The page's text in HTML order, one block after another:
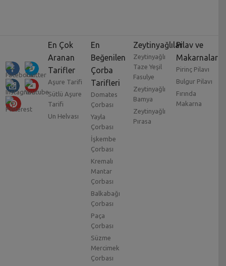
En Çok
Aranan
Tarifler
Aşure Tarifi
Sütlü Aşure
Tarifi
Un Helvası
En
Beğenilen
Çorba
Tarifleri
Domates
Çorbası
Yayla
Çorbası
İşkembe
Çorbası
Kremalı
Mantar
Çorbası
Balkabağı
Çorbası
Paça
Çorbası
Süzme
Mercimek
Çorbası
Zeytinyağlılar
Zeytinyağlı
Taze Yeşil
Fasulye
Zeytinyağlı
Bamya
Zeytinyağlı
Pırasa
Pilav ve
Makarnalar
Pirinç Pilavı
Bulgur Pilavı
Fırında
Makarna